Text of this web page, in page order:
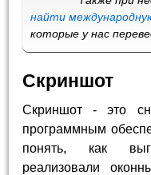
найти
которые у нас
Скриншот
Скриншот - это
программным
понять, как
реализовали